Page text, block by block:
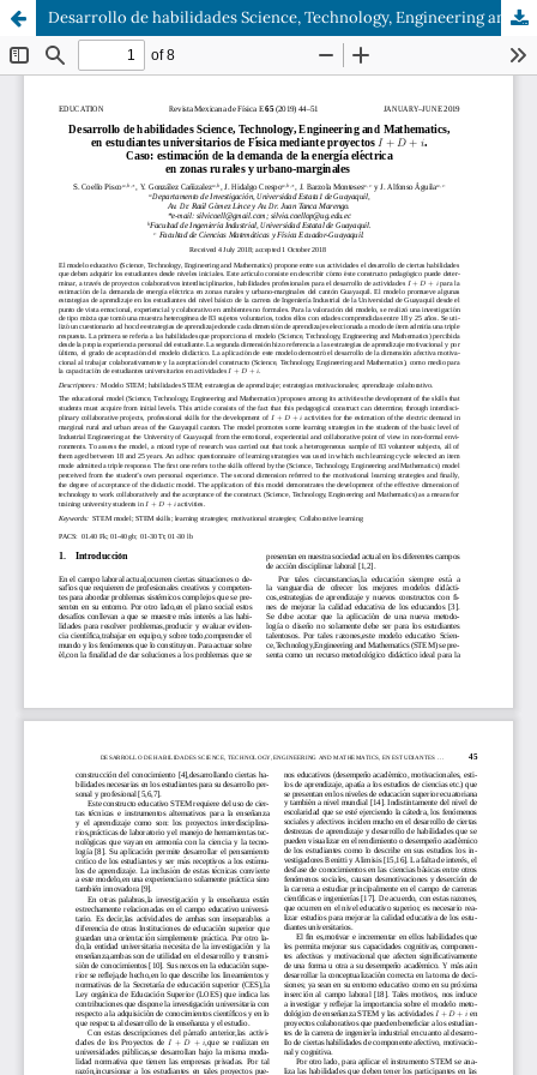
Desarrollo de habilidades Science, Technology, Engineering and Mathematics, en estudiantes universitarios de Física mediante proyectos I + D + i. Caso: estimación de la demanda de la energía eléctrica en zonas rurales y urbano-marginales